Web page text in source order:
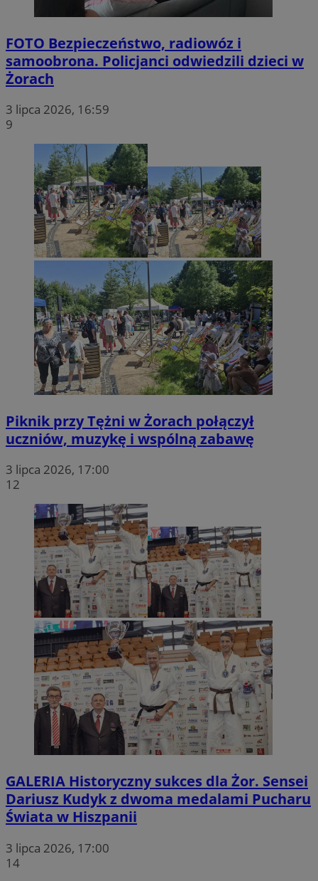
FOTO Bezpieczeństwo, radiowóz i
samoobrona. Policjanci odwiedzili dzieci w
Żorach
3 lipca 2026, 16:59
9
Piknik przy Tężni w Żorach połączył
uczniów, muzykę i wspólną zabawę
3 lipca 2026, 17:00
12
GALERIA Historyczny sukces dla Żor. Sensei
Dariusz Kudyk z dwoma medalami Pucharu
Świata w Hiszpanii
3 lipca 2026, 17:00
14